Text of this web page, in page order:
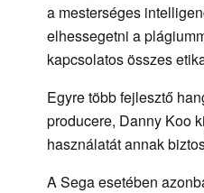
a mesterséges
elhessegetni a
kapcsolatos összes
Egyre több fejlesztő
producere, Danny Koo
használatát annak
A Sega esetében